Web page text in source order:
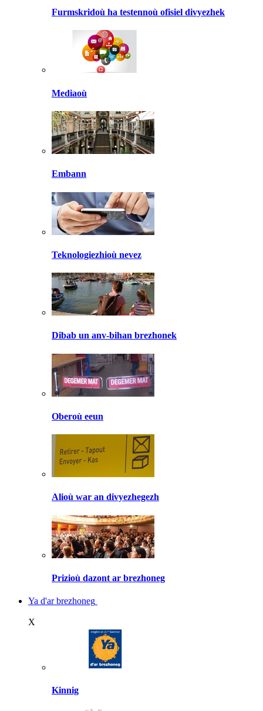
Furmskridoù ha testennoù ofisiel divyezhek
Mediaoù
Embann
Teknologiezhioù nevez
Dibab un anv-bihan brezhonek
Oberoù eeun
Alioù war an divyezhegezh
Prizioù dazont ar brezhoneg
Ya d'ar brezhoneg
X
Kinnig